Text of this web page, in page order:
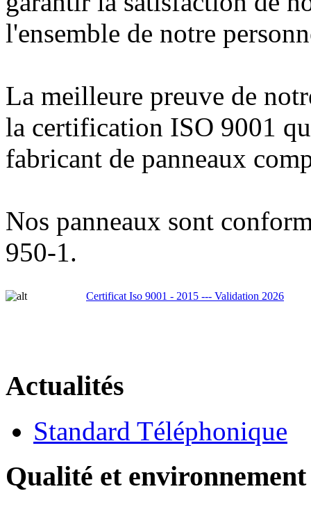
l'ensemble de notre
La meilleure preuve de
la certification ISO 9001
fabricant de panneaux
Nos panneaux sont
950-1.
Certificat Iso 9001 - 2015 --- Validation 2026
Actualités
Standard Téléphonique
Qualité et environnement